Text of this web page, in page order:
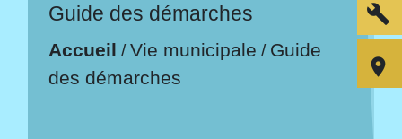
Guide des démarches
Accueil /Vie municipale / Guide
des démarches
build
room